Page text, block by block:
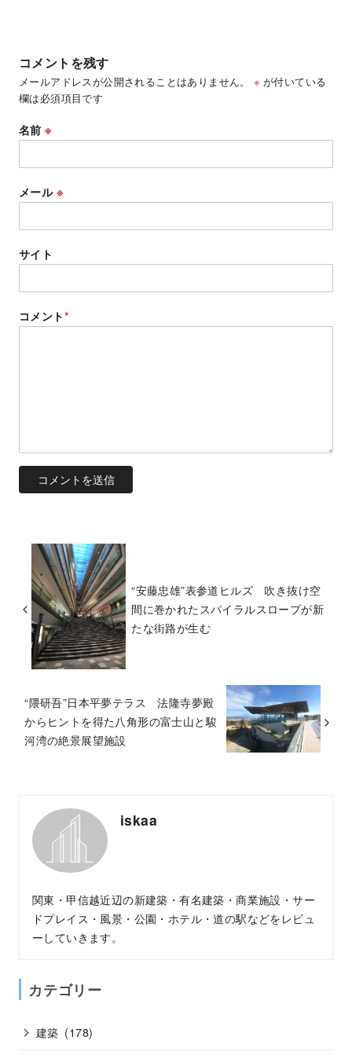
コメントを残す
メールアドレスが公開されることはありません。 ※ が付いている
欄は必須項目です
名前※
メール ※
サイト
コメント*
“安藤忠雄”表参道ヒルズ 吹き抜け空
間に巻かれたスパイラルスロープが新
たな街路が生む
“隈研吾”日本平夢テラス 法隆寺夢殿
からヒントを得た八角形の富士山と駿
河湾の絶景展望施設
iskaa
関東・甲信越近辺の新建築・有名建築・商業施設・サー
ドプレイス・風景・公園・ホテル・道の駅などをレビュ
ーしていきます。
カテゴリー
建築 (178)